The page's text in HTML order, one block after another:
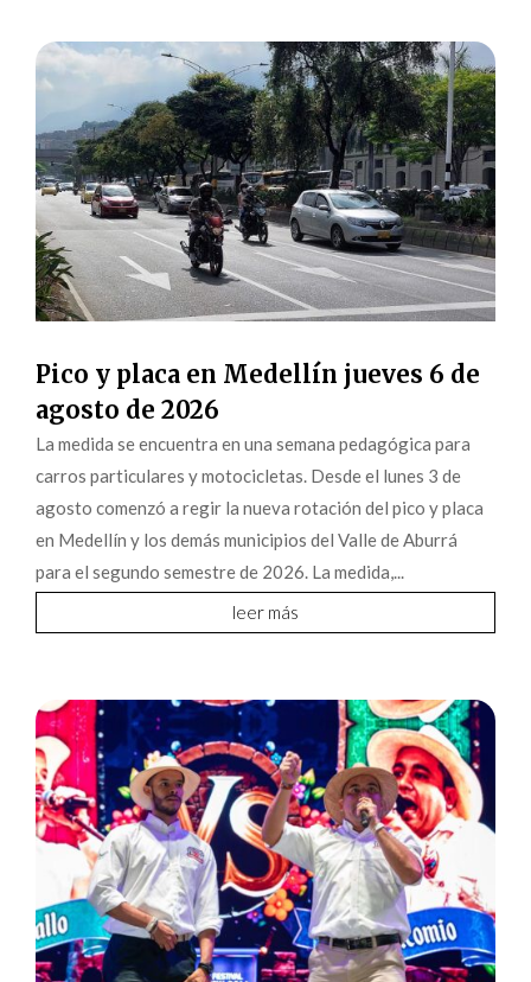
Pico y placa en Medellín jueves 6 de
agosto de 2026
La medida se encuentra en una semana pedagógica para
carros particulares y motocicletas. Desde el lunes 3 de
agosto comenzó a regir la nueva rotación del pico y placa
en Medellín y los demás municipios del Valle de Aburrá
para el segundo semestre de 2026. La medida,...
leer más